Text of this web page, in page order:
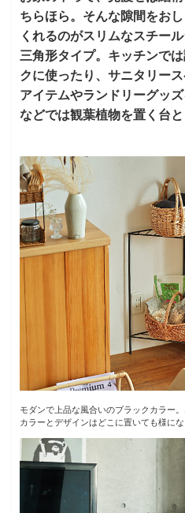
ちらほら。そんな隙間をお
くれるのがスリムなスチ
三角形タイプ。キッチンで
クに使ったり、サニタリー
アイテムやランドリーグッ
などでは観葉植物を置く台
モダンで上品な風合いのブラックカラー
カラーとデザインはどこに置いても様にな